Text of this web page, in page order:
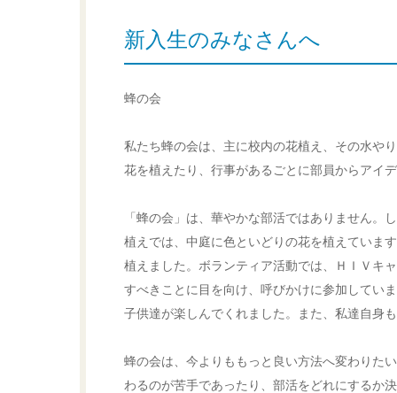
新入生のみなさんへ
蜂の会
私たち蜂の会は、主に校内の花植え、その水や
花を植えたり、行事があるごとに部員からアイ
「蜂の会」は、華やかな部活ではありません。
植えでは、中庭に色といどりの花を植えていま
植えました。ボランティア活動では、ＨＩＶキ
すべきことに目を向け、呼びかけに参加してい
子供達が楽しんでくれました。また、私達自身
蜂の会は、今よりももっと良い方法へ変わりた
わるのが苦手であったり、部活をどれにするか